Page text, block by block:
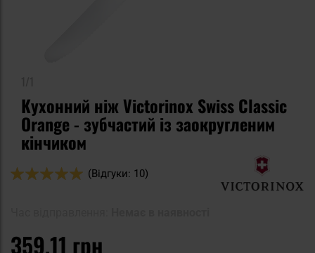
Кухонний ніж Victorinox Swiss Classic
Orange - зубчастий із заокругленим
кінчиком
Оцінка:
(Відгуки: 10)
359,11 грн